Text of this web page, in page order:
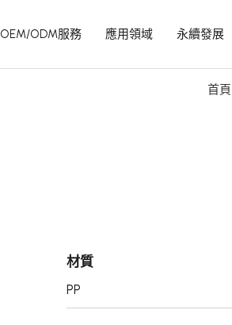
OEM/ODM服務 應用領域 永續發展
首頁
材質
PP